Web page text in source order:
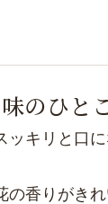
味のひと
ッキリと口
の香りがきれ